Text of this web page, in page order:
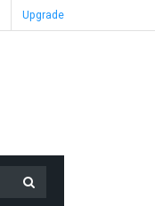
Upgrade